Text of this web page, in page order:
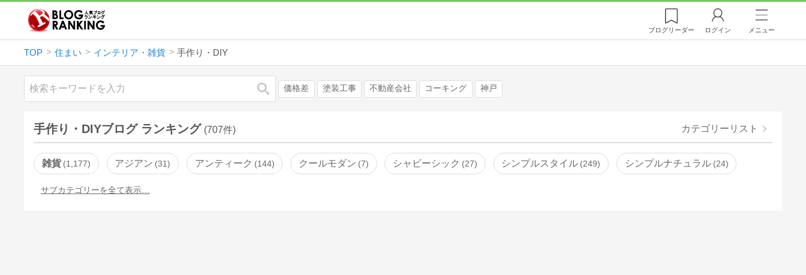
ブログリーダー ログイン メニュー
TOP 住まい インテリア・雑貨 手作り・DIY
検索 価格差 塗装工事 不動産会社 コーキング 神戸
手作り・DIYブログ ランキング (707件) カテゴリーリスト
雑貨 1,177 アジアン 31 アンティーク 144 クールモダン 7 シャビーシック 27 シンプルスタイル 249 シンプルナチュラル 24
サブカテゴリーを全て表示…